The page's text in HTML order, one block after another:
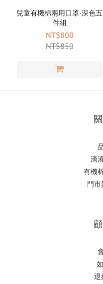
兒童有機棉兩用口罩-深色五
件組
NT$800
NT$850
滴
有機
門
退